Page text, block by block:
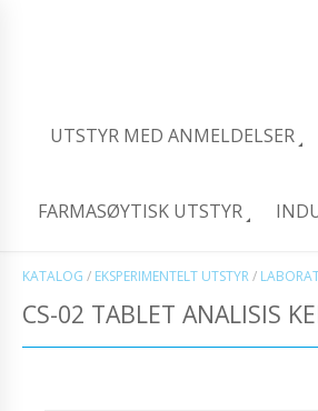
UTSTYR MED ANMELDELSER
FARMASØYTISK UTSTYR
KATALOG / EKSPERIMENTELT UTSTYR/
CS-02 TABLET ANALISIS